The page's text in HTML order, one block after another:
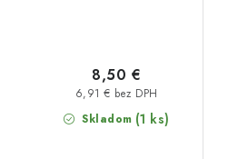
Skladom (1 ks)
6,91 € bez DPH
8,50 €